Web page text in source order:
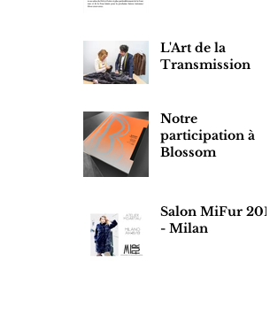
L'Art de la
Transmission
Notre
participation à
Blossom
Salon MiFur 2018
- Milan